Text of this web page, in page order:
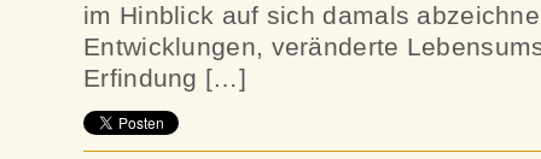
im Hinblick auf sich damals
Entwicklungen, veränderte
Erfindung […]